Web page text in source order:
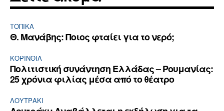
ΤΟΠΙΚΑ
Θ. Μανάβης: Ποιος φταίει για το νερό;
ΚΟΡΙΝΘΊΑ
Πολιτιστική συνάντηση Ελλάδας – Ρουμανίας:
25 χρόνια φιλίας μέσα από το θέατρο
ΛΟΥΤΡΆΚΙ